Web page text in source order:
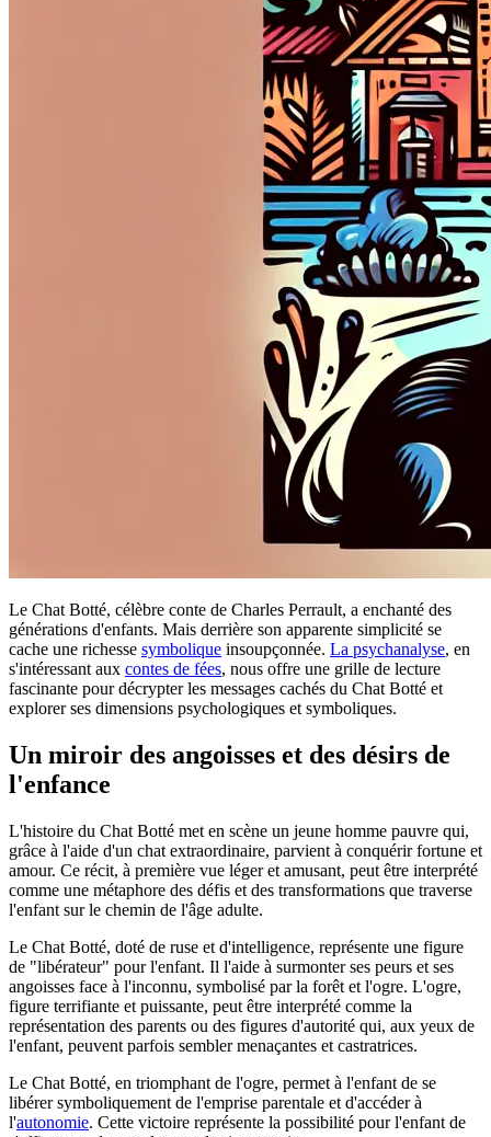
Le Chat Botté, célèbre conte de Charles Perrault, a enchanté des
générations d'enfants. Mais derrière son apparente simplicité se
cache une richesse symbolique insoupçonnée. La psychanalyse, en
s'intéressant aux contes de fées, nous offre une grille de lecture
fascinante pour décrypter les messages cachés du Chat Botté et
explorer ses dimensions psychologiques et symboliques.
Un miroir des angoisses et des désirs de
l'enfance
L'histoire du Chat Botté met en scène un jeune homme pauvre qui,
grâce à l'aide d'un chat extraordinaire, parvient à conquérir fortune et
amour. Ce récit, à première vue léger et amusant, peut être interprété
comme une métaphore des défis et des transformations que traverse
l'enfant sur le chemin de l'âge adulte.
Le Chat Botté, doté de ruse et d'intelligence, représente une figure
de "libérateur" pour l'enfant. Il l'aide à surmonter ses peurs et ses
angoisses face à l'inconnu, symbolisé par la forêt et l'ogre. L'ogre,
figure terrifiante et puissante, peut être interprété comme la
représentation des parents ou des figures d'autorité qui, aux yeux de
l'enfant, peuvent parfois sembler menaçantes et castratrices.
Le Chat Botté, en triomphant de l'ogre, permet à l'enfant de se
libérer symboliquement de l'emprise parentale et d'accéder à
l'autonomie. Cette victoire représente la possibilité pour l'enfant de